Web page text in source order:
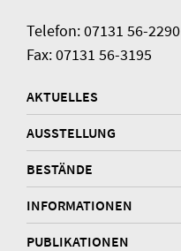
Telefon: 07131 56-2290
Fax: 07131 56-3195
AKTUELLES
AUSSTELLUNG
BESTÄNDE
INFORMATIONEN
PUBLIKATIONEN